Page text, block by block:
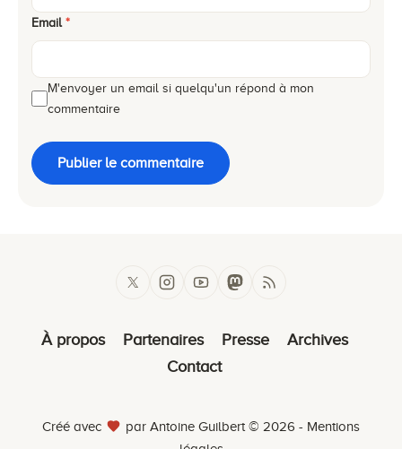
Email *
M'envoyer un email si quelqu'un répond à mon
commentaire
Publier le commentaire
À propos Partenaires Presse
Archives
Contact
Créé avec par Antoine Guilbert © 2026 - Mentions